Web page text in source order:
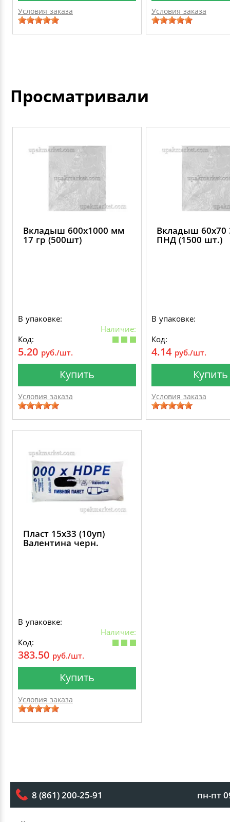
Условия заказа Условия заказа
Просматривали
Вкладыш 600х1000 мм
17 гр (500шт)
В упаковке:
Наличие:
Код:
5.20 руб./шт.
Купить
Условия заказа
Вкладыш 60х70
ПНД (1500 шт.)
В упаковке:
Код:
4.14 руб./шт.
Купить
Условия заказа
Пласт 15х33 (10уп)
Валентина черн.
В упаковке:
Наличие:
Код:
383.50 руб./шт.
Купить
Условия заказа
8 (861) 200-25-91 пн-пт